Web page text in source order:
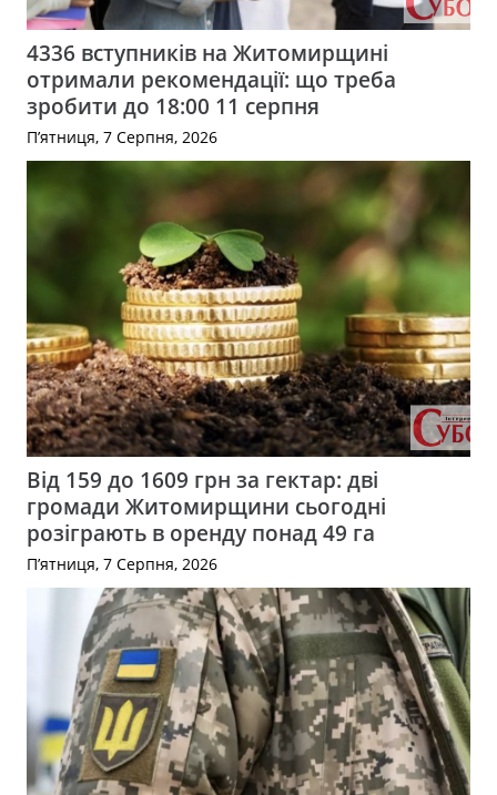
4336 вступників на Житомирщині
отримали рекомендації: що треба
зробити до 18:00 11 серпня
П’ятниця, 7 Серпня, 2026
Від 159 до 1609 грн за гектар: дві
громади Житомирщини сьогодні
розіграють в оренду понад 49 га
П’ятниця, 7 Серпня, 2026